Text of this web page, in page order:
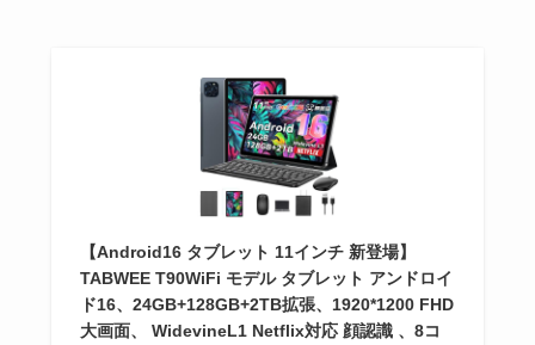
【Android16 タブレット 11インチ 新登場】
TABWEE T90WiFi モデル タブレット アンドロイ
ド16、24GB+128GB+2TB拡張、1920*1200 FHD
大画面、 WidevineL1 Netflix対応 顔認識 、8コ